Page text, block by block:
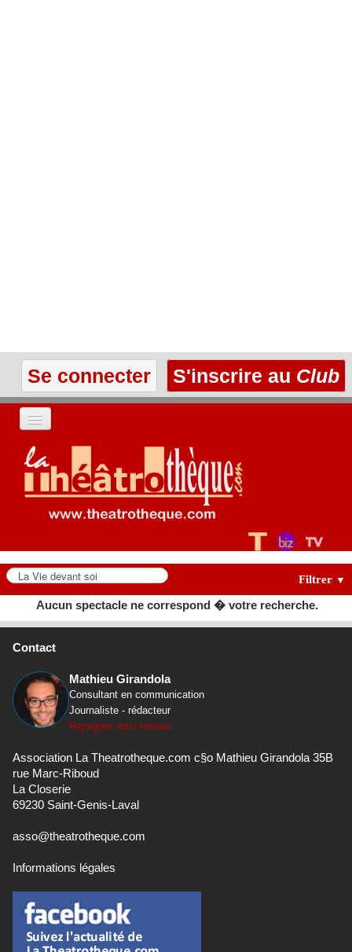
Se connecter S'inscrire au Club
ACCUEIL
LES TEXTES
LES ANNONCES
LE CLUB
Filtrer ▼
Aucun spectacle ne correspond � votre recherche.
Contact
Mathieu Girandola
Consultant en communication
Journaliste - rédacteur
Rejoignez mon réseau
Association La Theatrotheque.com c§o Mathieu Girandola 35B
rue Marc-Riboud
La Closerie
69230 Saint-Genis-Laval
asso@theatrotheque.com
Informations légales